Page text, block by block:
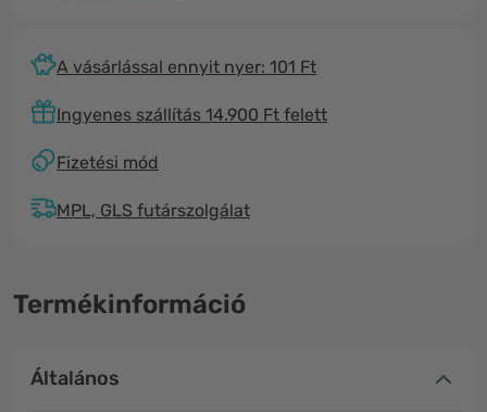
A vásárlással ennyit nyer: 101 Ft
Ingyenes szállítás 14.900 Ft felett
Fizetési mód
MPL, GLS futárszolgálat
Termékinformáció
Általános